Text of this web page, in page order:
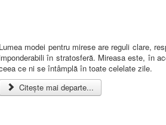
Lumea modei pentru mirese are reguli clare,
în stratosferă. Mireasa este, în
ce ni se întâmplă în toate celelate zile.
Citește mai departe...